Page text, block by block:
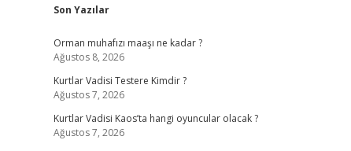
Sidebar
Son Yazılar
Orman muhafızı maaşı ne kadar ?
Ağustos 8, 2026
Kurtlar Vadisi Testere Kimdir ?
Ağustos 7, 2026
Kurtlar Vadisi Kaos’ta hangi oyuncular olacak ?
Ağustos 7, 2026
elexbet yeni giriş adresi